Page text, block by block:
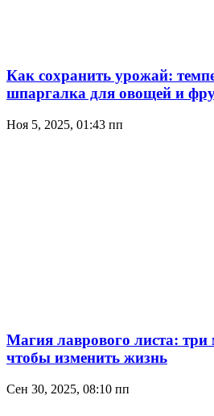
Как сохранить урожай:
шпаргалка для овощей и
Ноя 5, 2025, 01:43 пп
Магия лаврового листа: три
чтобы изменить жизнь
Сен 30, 2025, 08:10 пп